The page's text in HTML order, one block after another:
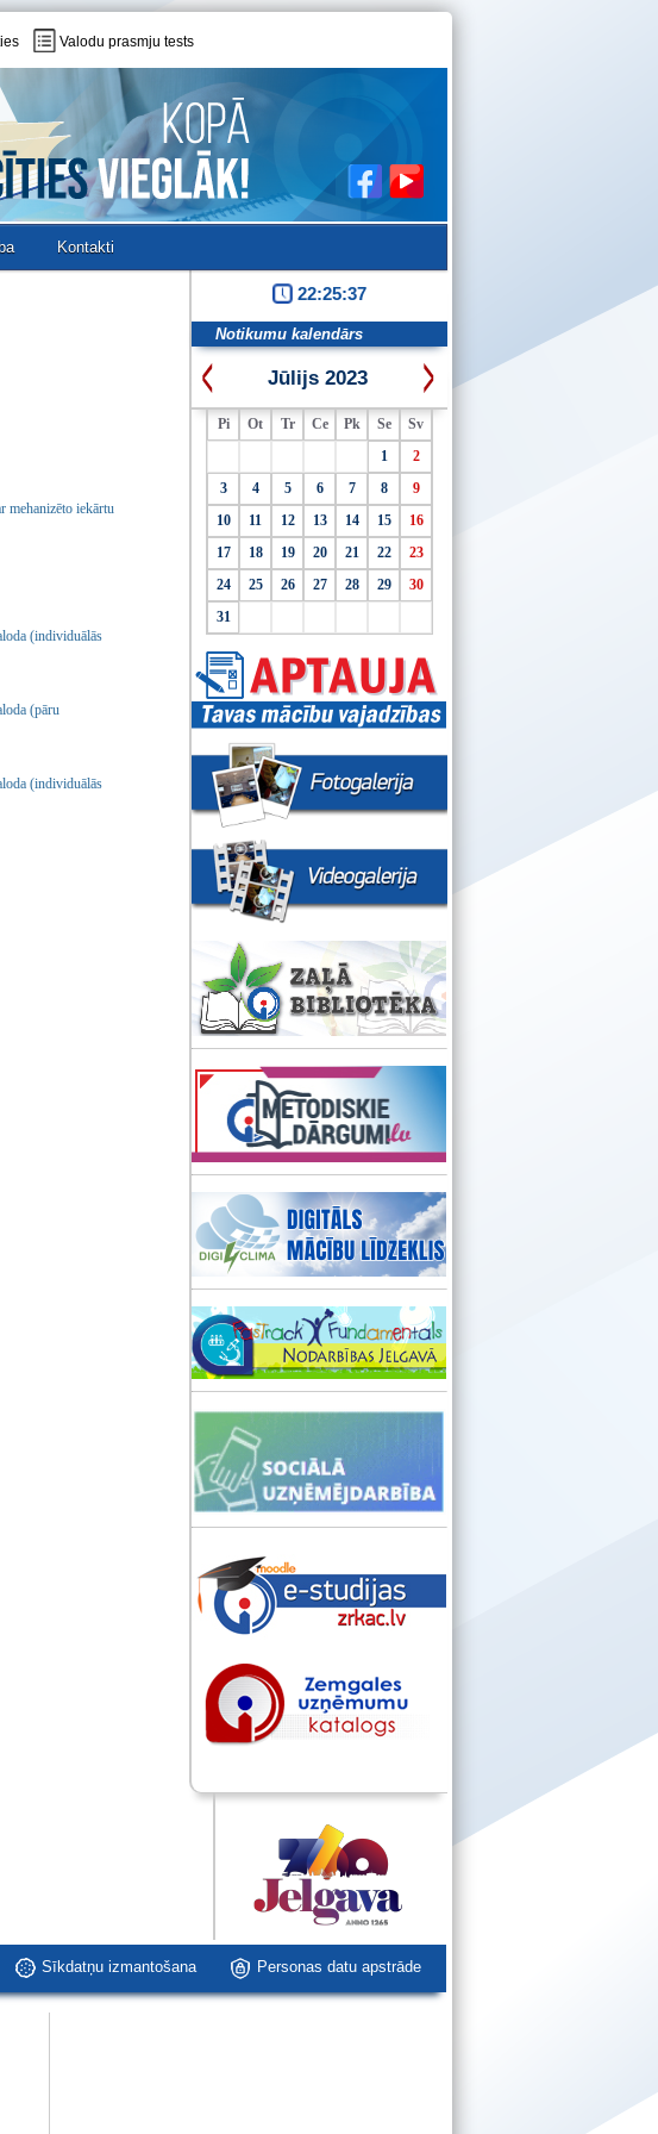
Valodu prasmju tests
Kontakti
mehanizēto iekārtu
(individuālās
(pāru
(individuālās
22:25:38
Notikumu kalendārs
Jūlijs 2023
Pi Ot Tr Ce Pk Se
Sv
1
2
3
4 5 6 7 8
9
10
11 12 13 14 15
16
17
18 19 20 21 22
23
24
25 26 27 28 29
30
31
Sīkdatņu izmantošana Personas datu apstrāde